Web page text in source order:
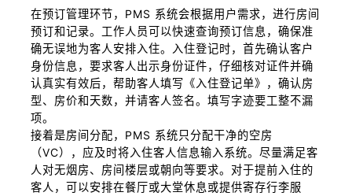
在预订管理环节，PMS 系统会根据用户需求，进行房间
预订和记录。工作人员可以快速查询预订信息，确保准
确无误地为客人安排入住。入住登记时，首先确认客户
身份信息，要求客人出示身份证件，仔细核对证件并确
认真实有效后，帮助客人填写《入住登记单》，确认房
型、房价和天数，并请客人签名。填写字迹要工整不漏
项。
接着是房间分配，PMS 系统只分配干净的空房
（VC），应及时将入住客人信息输入系统。尽量满足客
人对无烟房、房间楼层或朝向等要求。对于提前入住的
客人，可以安排在餐厅或大堂休息或提供寄存行李服